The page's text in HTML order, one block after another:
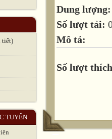
tiết)
TUYẾN
Dung
Số lượt tải:
Mô tả:
Số lượt